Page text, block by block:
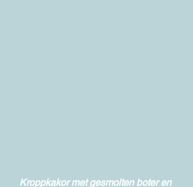
Kroppkakor met gesmolten boter en